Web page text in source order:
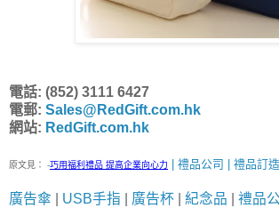
電話: (852) 3111 6427
電郵: Sales@RedGift.com.hk
網站: RedGift.com.hk
原文見： -巧用福利禮品 提高企業向心力 | 禮品公司 | 禮品訂
廣告傘 USB手指 廣告杯 紀念品 禮品